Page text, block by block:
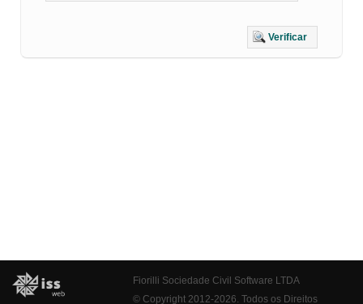
Verificar
Fiorilli Sociedade Civil Software LTDA
© Copyright 2012-2026. Todos os Direitos